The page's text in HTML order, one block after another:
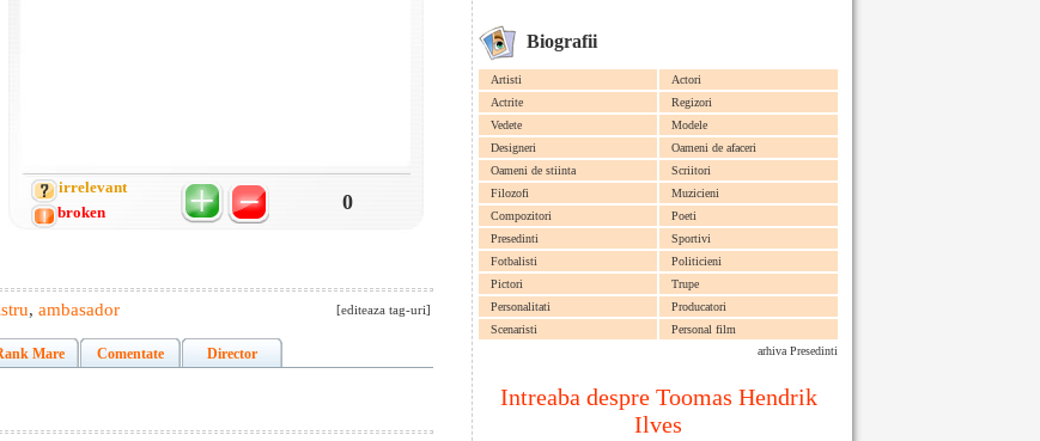
Biografii
Artisti
Actori
Actrite
Regizori
Vedete
Modele
Designeri
Oameni de afaceri
Oameni de stiinta
Scriitori
Filozofi
Muzicieni
Compozitori
Poeti
Presedinti
Sportivi
Fotbalisti
Politicieni
Pictori
Trupe
Personalitati
Producatori
Scenaristi
Personal film
arhiva Presedinti
Intreaba despre Toomas Hendrik
Ilves
irrelevant
0
broken
, ambasador [editeaza tag-uri]
Mare Comentate Director